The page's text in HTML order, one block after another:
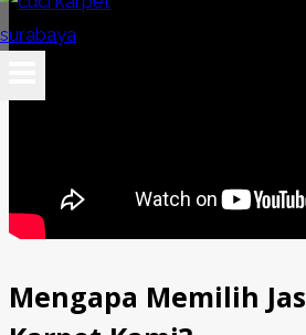
Mengapa Memilih